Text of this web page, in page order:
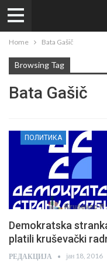
Home Bata Gašič
Browsing Tag
Bata Gašič
ПОЛИТИКА
Demokratska
platili kruševački
РЕДАКЦИЈА јан 18, 2016